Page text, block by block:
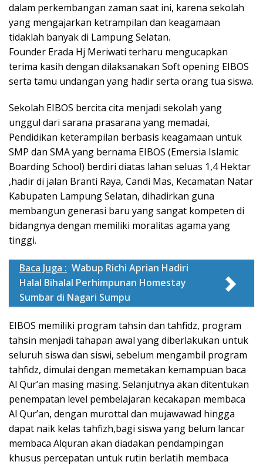
dalam perkembangan zaman saat ini, karena sekolah
yang mengajarkan ketrampilan dan keagamaan
tidaklah banyak di Lampung Selatan.
Founder Erada Hj Meriwati terharu mengucapkan
terima kasih dengan dilaksanakan Soft opening EIBOS
serta tamu undangan yang hadir serta orang tua siswa.
Sekolah EIBOS bercita cita menjadi sekolah yang
unggul dari sarana prasarana yang memadai,
Pendidikan keterampilan berbasis keagamaan untuk
SMP dan SMA yang bernama EIBOS (Emersia Islamic
Boarding School) berdiri diatas lahan seluas 1,4 Hektar
,hadir di jalan Branti Raya, Candi Mas, Kecamatan Natar
Kabupaten Lampung Selatan, dihadirkan guna
membangun generasi baru yang sangat kompeten di
bidangnya dengan memiliki moralitas agama yang
tinggi.
Baca Juga : Wabup Richi Aprian Hadiri
Halal Bihalal Perhimpunan Homestay
Sumbar di Nagari Sumpu
EIBOS memiliki program tahsin dan tahfidz, program
tahsin menjadi tahapan awal yang diberlakukan untuk
seluruh siswa dan siswi, sebelum mengambil program
tahfidz, dimulai dengan memetakan kemampuan baca
Al Qur’an masing masing. Selanjutnya akan ditentukan
penempatan level pembelajaran kecakapan membaca
Al Qur’an, dengan murottal dan mujawawad hingga
dapat naik kelas tahfizh,bagi siswa yang belum lancar
membaca Alquran akan diadakan pendampingan
khusus percepatan untuk rutin berlatih membaca